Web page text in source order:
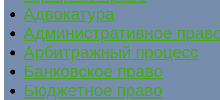
Адвокатура
Административное
Арбитражный процесс
Банковское право
Бюджетное право